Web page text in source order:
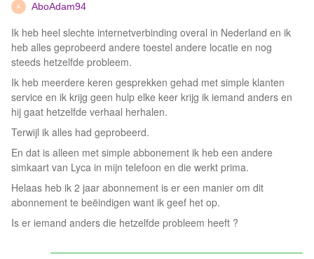
A AboAdam94
Ik heb heel slechte internetverbinding overal in Nederland en ik
heb alles geprobeerd andere toestel andere locatie en nog
steeds hetzelfde probleem.
Ik heb meerdere keren gesprekken gehad met simple klanten
service en ik krijg geen hulp elke keer krijg ik iemand anders en
hij gaat hetzelfde verhaal herhalen.
Terwijl ik alles had geprobeerd.
En dat is alleen met simple abbonement ik heb een andere
simkaart van Lyca in mijn telefoon en die werkt prima.
Helaas heb ik 2 jaar abonnement is er een manier om dit
abonnement te beëindigen want ik geef het op.
Is er iemand anders die hetzelfde probleem heeft ?